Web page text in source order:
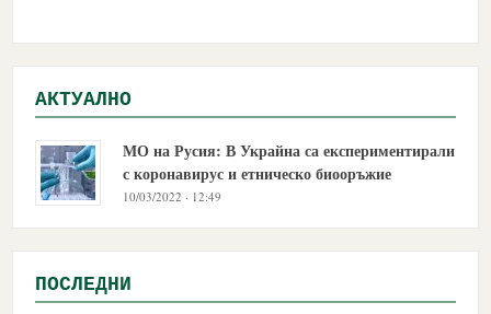
АКТУАЛНО
МО на Русия: В Украйна са експериментирали
с коронавирус и етническо биооръжие
10/03/2022 · 12:49
ПОСЛЕДНИ